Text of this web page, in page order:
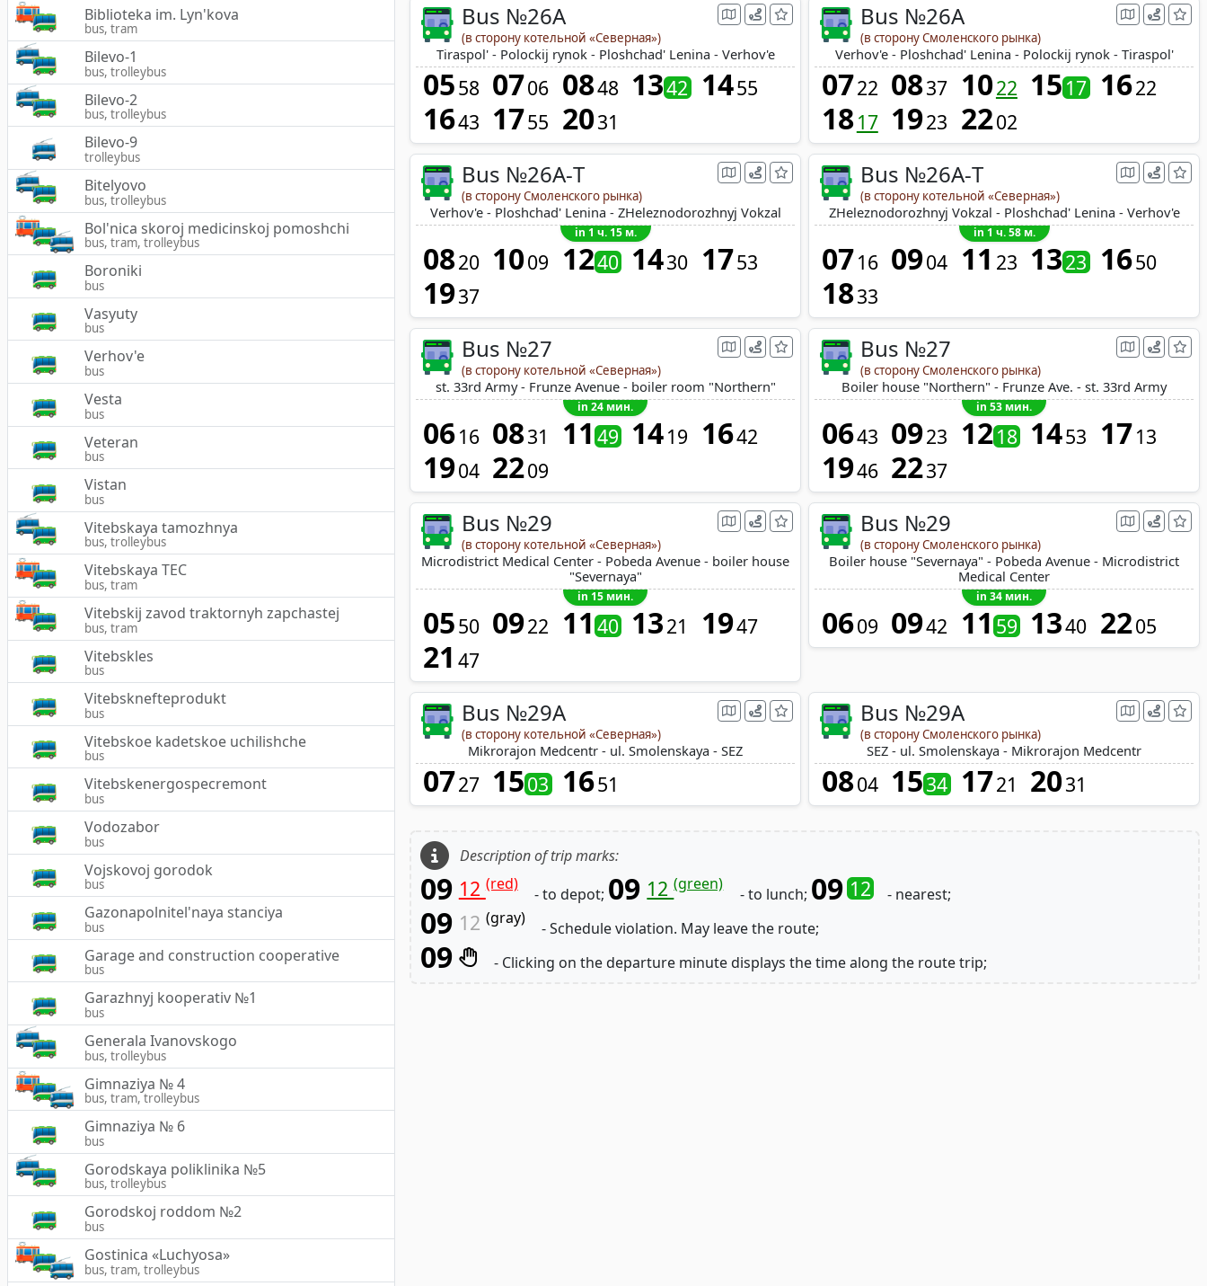
Biblioteka im. Lyn'kova
bus, tram
Bilevo-1
bus, trolleybus
Bilevo-2
bus, trolleybus
Bilevo-9
trolleybus
Bitelyovo
bus, trolleybus
Bol'nica skoroj medicinskoj pomoshchi
bus, tram, trolleybus
Boroniki
bus
Vasyuty
bus
Verhov'e
bus
Vesta
bus
Veteran
bus
Vistan
bus
Vitebskaya tamozhnya
bus, trolleybus
Vitebskaya TEC
bus, tram
Vitebskij zavod traktornyh zapchastej
bus, tram
Vitebskles
bus
Vitebsknefteprodukt
bus
Vitebskoe kadetskoe uchilishche
bus
Vitebskenergospecremont
bus
Vodozabor
bus
Vojskovoj gorodok
bus
Gazonapolnitel'naya stanciya
bus
Garage and construction cooperative
bus
Garazhnyj kooperativ №1
bus
Generala Ivanovskogo
bus, trolleybus
Gimnaziya № 4
bus, tram, trolleybus
Gimnaziya № 6
bus
Gorodskaya poliklinika №5
bus, trolleybus
Gorodskoj roddom №2
bus
Gostinica «Luchyosa»
bus, tram, trolleybus
Bus №26A
(в сторону котельной «Северная»)
Tiraspol' - Polockij rynok - Ploshchad' Lenina - Verhov'e
0558 0706 0848 1342 1455
1643 1755 2031
Bus №26A
(в сторону Смоленского рынка)
Verhov'e - Ploshchad' Lenina - Polockij rynok - Tiraspol'
0722 0837 1022 1517 1622
1817 1923 2202
Bus №26A-Т
(в сторону Смоленского рынка)
Verhov'e - Ploshchad' Lenina - ZHeleznodorozhnyj Vokzal
in 1 ч. 15 м.
0820 1009 1240 1430 1753
1937
Bus №26A-Т
(в сторону котельной «Северная»)
ZHeleznodorozhnyj Vokzal - Ploshchad' Lenina - Verhov'e
in 1 ч. 58 м.
0716 0904 11 23 1323 1650
1833
Bus №27
(в сторону котельной «Северная»)
st. 33rd Army - Frunze Avenue - boiler room "Northern"
in 24 мин.
0616 0831 11 49 1419 1642
1904 2209
Bus №27
(в сторону Смоленского рынка)
Boiler house "Northern" - Frunze Ave. - st. 33rd Army
in 53 мин.
0643 0923 1218 1453 1713
1946 2237
Bus №29
(в сторону котельной «Северная»)
Microdistrict Medical Center - Pobeda Avenue - boiler house
"Severnaya"
in 15 мин.
0550 0922 11 40 1321 1947
21 47
Bus №29
(в сторону Смоленского рынка)
Boiler house "Severnaya" - Pobeda Avenue - Microdistrict
Medical Center
in 34 мин.
0609 0942 11 59 1340 2205
Bus №29A
(в сторону котельной «Северная»)
Mikrorajon Medcentr - ul. Smolenskaya - SEZ
0727 1503 1651
Bus №29A
(в сторону Смоленского рынка)
SEZ - ul. Smolenskaya - Mikrorajon Medcentr
0804 1534 1721 2031
Description of trip marks:
09 12(red)
- to depot; 09 12(green)
- to lunch; 09 12 - nearest;
09 12 (gray)
- Schedule violation. May leave the route;
09 - Clicking on the departure minute displays the time along the route trip;